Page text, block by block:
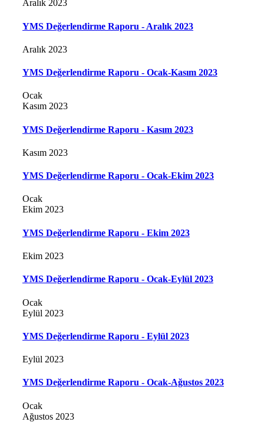
Aralık 2023
YMS Değerlendirme Raporu - Aralık 2023
Aralık 2023
YMS Değerlendirme Raporu - Ocak-Kasım 2023
Ocak
Kasım 2023
YMS Değerlendirme Raporu - Kasım 2023
Kasım 2023
YMS Değerlendirme Raporu - Ocak-Ekim 2023
Ocak
Ekim 2023
YMS Değerlendirme Raporu - Ekim 2023
Ekim 2023
YMS Değerlendirme Raporu - Ocak-Eylül 2023
Ocak
Eylül 2023
YMS Değerlendirme Raporu - Eylül 2023
Eylül 2023
YMS Değerlendirme Raporu - Ocak-Ağustos 2023
Ocak
Ağustos 2023